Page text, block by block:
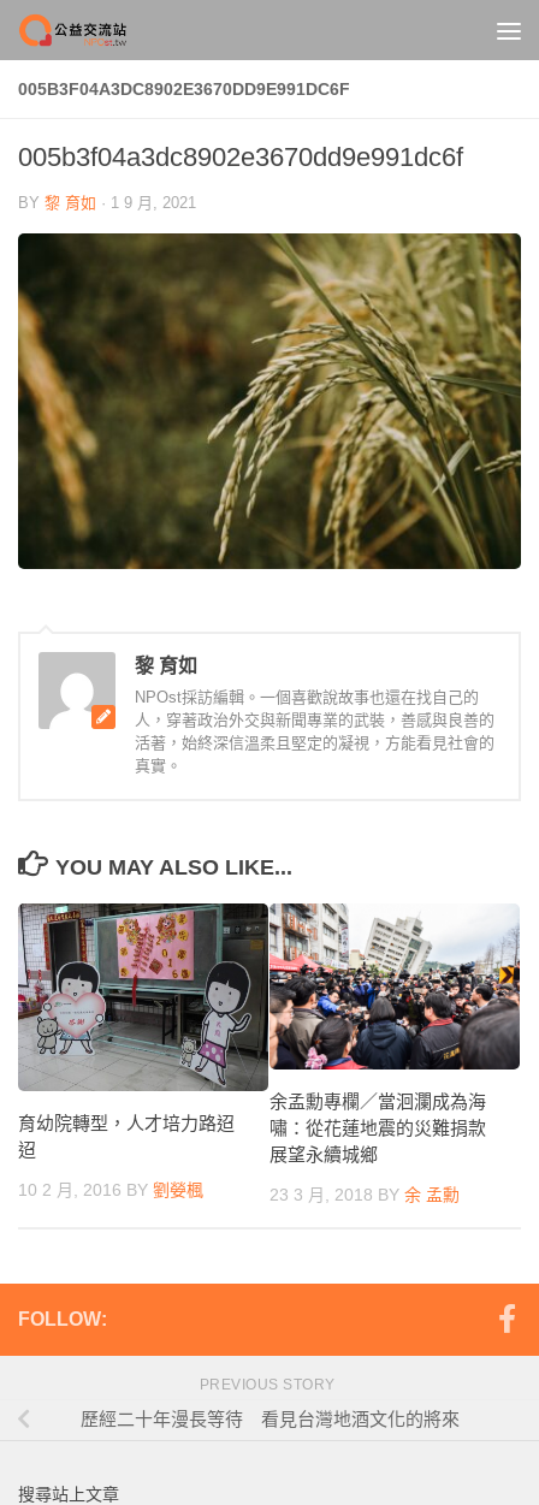
Skip to content
005B3F04A3DC8902E3670DD9E991DC6F
005b3f04a3dc8902e3670dd9e991dc6f
BY 黎 育如 · 1 9 月, 2021
黎 育如
NPOst採訪編輯。一個喜歡說故事也還在找自己的
人，穿著政治外交與新聞專業的武裝，善感與良善的
活著，始終深信溫柔且堅定的凝視，方能看見社會的
真實。
YOU MAY ALSO LIKE...
育幼院轉型，人才培力路迢
迢
10 2 月, 2016 BY 劉嫈楓
余孟勳專欄／當洄瀾成為海
嘯：從花蓮地震的災難捐款
展望永續城鄉
23 3 月, 2018 BY 余 孟勳
FOLLOW:
PREVIOUS STORY
歷經二十年漫長等待 看見台灣地酒文化的將來
搜尋站上文章